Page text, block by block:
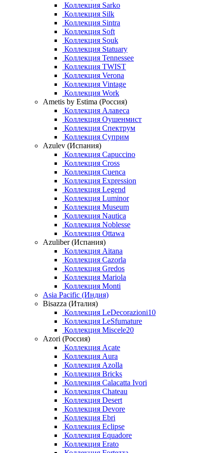
Коллекция Sarko
Коллекция Silk
Коллекция Sintra
Коллекция Soft
Коллекция Souk
Коллекция Statuary
Коллекция Tennessee
Коллекция TWIST
Коллекция Verona
Коллекция Vintage
Коллекция Work
Ametis by Estima (Россия)
Коллекция Алавеса
Коллекция Оушенмист
Коллекция Спектрум
Коллекция Суприм
Azulev (Испания)
Коллекция Capuccino
Коллекция Cross
Коллекция Cuenca
Коллекция Expression
Коллекция Legend
Коллекция Luminor
Коллекция Museum
Коллекция Nautica
Коллекция Noblesse
Коллекция Ottawa
Azuliber (Испания)
Коллекция Aitana
Коллекция Cazorla
Коллекция Gredos
Коллекция Mariola
Коллекция Monti
Asia Pacific (Индия)
Bisazza (Италия)
Коллекция LeDecorazioni10
Коллекция LeSfumature
Коллекция Miscele20
Azori (Россия)
Коллекция Acate
Коллекция Aura
Коллекция Azolla
Коллекция Bricks
Коллекция Calacatta Ivori
Коллекция Chateau
Коллекция Desert
Коллекция Devore
Коллекция Ebri
Коллекция Eclipse
Коллекция Equadore
Коллекция Erato